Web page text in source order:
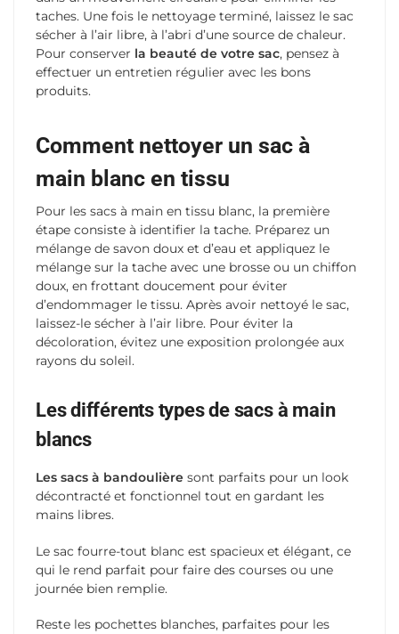
taches. Une fois le nettoyage terminé, laissez le sac
sécher à l’air libre, à l’abri d’une source de chaleur.
Pour conserver la beauté de votre sac, pensez à
effectuer un entretien régulier avec les bons
produits.
Comment nettoyer un sac à
main blanc en tissu
Pour les sacs à main en tissu blanc, la première
étape consiste à identifier la tache. Préparez un
mélange de savon doux et d’eau et appliquez le
mélange sur la tache avec une brosse ou un chiffon
doux, en frottant doucement pour éviter
d’endommager le tissu. Après avoir nettoyé le sac,
laissez-le sécher à l’air libre. Pour éviter la
décoloration, évitez une exposition prolongée aux
rayons du soleil.
Les différents types de sacs à main
blancs
Les sacs à bandoulière sont parfaits pour un look
décontracté et fonctionnel tout en gardant les
mains libres.
Le sac fourre-tout blanc est spacieux et élégant, ce
qui le rend parfait pour faire des courses ou une
journée bien remplie.
Reste les pochettes blanches, parfaites pour les